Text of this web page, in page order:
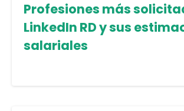
Profesiones más
LinkedIn RD y sus
salariales